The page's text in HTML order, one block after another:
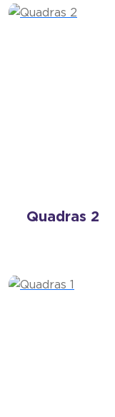
Quadras 2